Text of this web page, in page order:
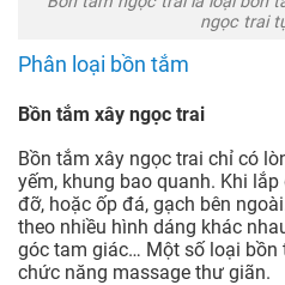
ngọc trai
Phân loại bồn tắm
Bồn tắm xây ngọc trai
Bồn tắm xây ngọc trai chỉ có
yếm, khung bao quanh. Khi
đỡ, hoặc ốp đá, gạch bên
theo nhiều hình dáng khác
góc tam giác… Một số loại
chức năng massage thư giãn.